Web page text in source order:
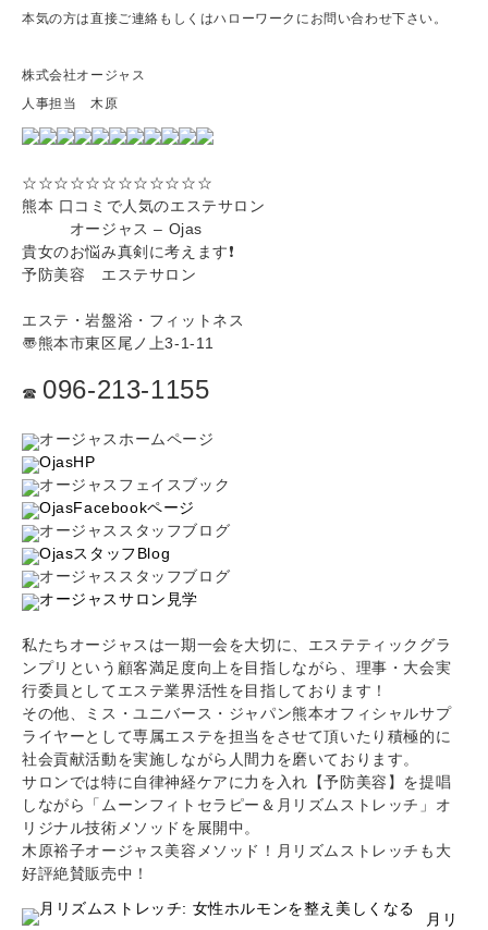
本気の方は直接ご連絡もしくはハローワークにお問い合わせ下さい。
株式会社オージャス
人事担当 木原
☆☆☆☆☆☆☆☆☆☆☆☆
熊本 口コミで人気のエステサロン
オージャス – Ojas
貴女のお悩み真剣に考えます❗️
予防美容 エステサロン
エステ・岩盤浴・フィットネス
〠熊本市東区尾ノ上3-1-11
☎︎ 096-213-1155
オージャスホームページ
OjasHP
オージャスフェイスブック
OjasFacebookページ
オージャススタッフブログ
OjasスタッフBlog
オージャススタッフブログ
オージャスサロン見学
私たちオージャスは一期一会を大切に、エステティックグラ
ンプリという顧客満足度向上を目指しながら、理事・大会実
行委員としてエステ業界活性を目指しております！
その他、ミス・ユニバース・ジャパン熊本オフィシャルサプ
ライヤーとして専属エステを担当をさせて頂いたり積極的に
社会貢献活動を実施しながら人間力を磨いております。
サロンでは特に自律神経ケアに力を入れ【予防美容】を提唱
しながら「ムーンフィトセラピー＆月リズムストレッチ」オ
リジナル技術メソッドを展開中。
木原裕子オージャス美容メソッド！月リズムストレッチも大
好評絶賛販売中！
月リ